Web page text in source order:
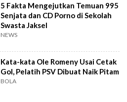
5 Fakta Mengejutkan Temuan 995
Senjata dan CD Porno di Sekolah
Swasta Jaksel
NEWS
Kata-kata Ole Romeny Usai Cetak
Gol, Pelatih PSV Dibuat Naik Pitam
BOLA